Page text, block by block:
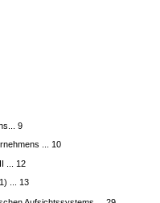
9
... 10
... 12
... 13